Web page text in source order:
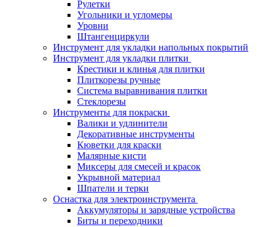
Рулетки
Угольники и угломеры
Уровни
Штангенциркули
Инструмент для укладки напольных покрытий
Инструмент для укладки плитки
Крестики и клинья для плитки
Плиткорезы ручные
Система выравнивания плитки
Стеклорезы
Инструменты для покраски
Валики и удлинители
Декоративные инструменты
Кюветки для краски
Малярные кисти
Миксеры для смесей и красок
Укрывной материал
Шпатели и терки
Оснастка для электроинструмента
Аккумуляторы и зарядные устройства
Биты и переходники